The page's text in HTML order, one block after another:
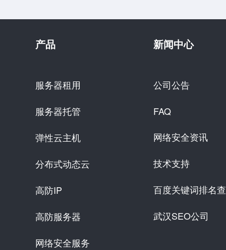
产品
服务器租用
服务器托管
弹性云主机
分布式动态云
高防IP
高防服务器
网络安全服务
新闻中心
公司公告
FAQ
网络安全资讯
技术支持
百度关键词排名
武汉SEO公司